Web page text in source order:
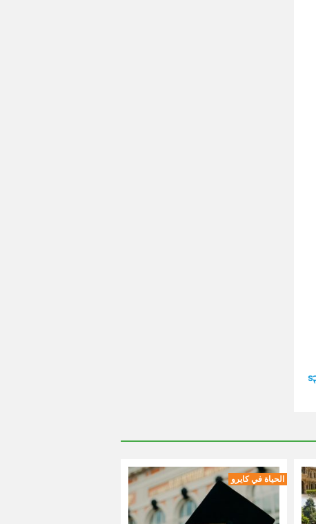
الحياة في كايرو